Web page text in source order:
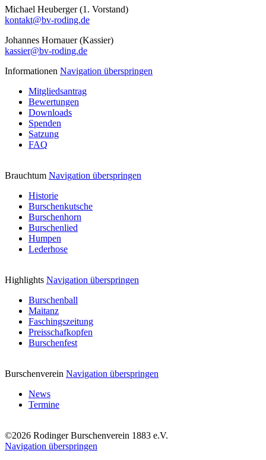
Michael Heuberger (1. Vorstand)
kontakt@bv-roding.de
Johannes Hornauer (Kassier)
kassier@bv-roding.de
Informationen Navigation überspringen
Mitgliedsantrag
Bewertungen
Downloads
Spenden
Satzung
FAQ
Brauchtum Navigation überspringen
Historie
Burschenkutsche
Burschenhorn
Burschenlied
Humpen
Lederhose
Highlights Navigation überspringen
Burschenball
Maitanz
Faschingszeitung
Preisschafkopfen
Burschenfest
Burschenverein Navigation überspringen
News
Termine
©2026 Rodinger Burschenverein 1883 e.V.
Navigation überspringen